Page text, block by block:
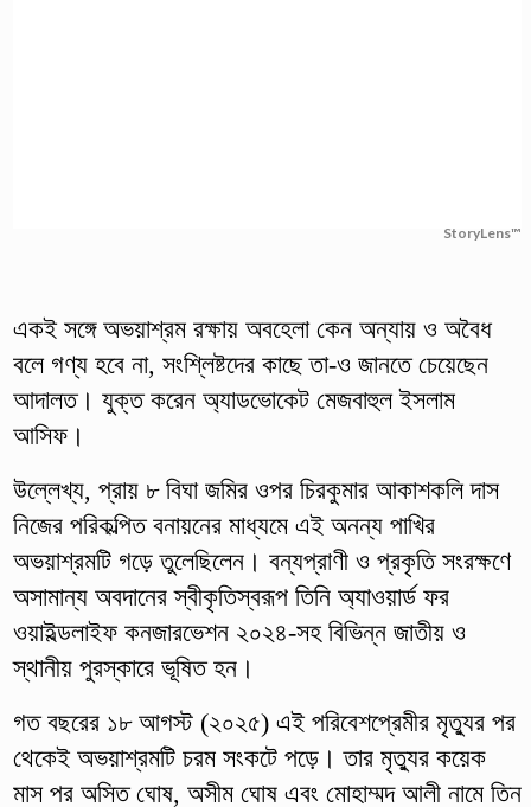
StoryLens™
একই সঙ্গে অভয়াশ্রম রক্ষায় অবহেলা কেন অন্যায় ও অবৈধ
বলে গণ্য হবে না, সংশ্লিষ্টদের কাছে তা-ও জানতে চেয়েছেন
আদালত। যুক্ত করেন অ্যাডভোকেট মেজবাহুল ইসলাম
আসিফ।
উল্লেখ্য, প্রায় ৮ বিঘা জমির ওপর চিরকুমার আকাশকলি দাস
নিজের পরিকল্পিত বনায়নের মাধ্যমে এই অনন্য পাখির
অভয়াশ্রমটি গড়ে তুলেছিলেন। বন্যপ্রাণী ও প্রকৃতি সংরক্ষণে
অসামান্য অবদানের স্বীকৃতিস্বরূপ তিনি অ্যাওয়ার্ড ফর
ওয়াইল্ডলাইফ কনজারভেশন ২০২৪-সহ বিভিন্ন জাতীয় ও
স্থানীয় পুরস্কারে ভূষিত হন।
গত বছরের ১৮ আগস্ট (২০২৫) এই পরিবেশপ্রেমীর মৃত্যুর পর
থেকেই অভয়াশ্রমটি চরম সংকটে পড়ে। তার মৃত্যুর কয়েক
মাস পর অসিত ঘোষ, অসীম ঘোষ এবং মোহাম্মদ আলী নামে তিন